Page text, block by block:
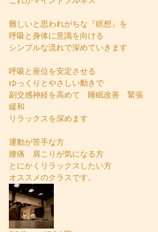
難しいと思われがちな『瞑想』を
呼吸と身体に意識を向ける
シンプルな流れで深めていきます
呼吸と座位を安定させる
ゆっくりとやさしい動きで
副交感神経を高めて　睡眠改善　緊張
緩和
リラックスを深めます
運動が苦手な方
腰痛　肩こりが気になる方
とにかくリラックスしたい方
オススメのクラスです。